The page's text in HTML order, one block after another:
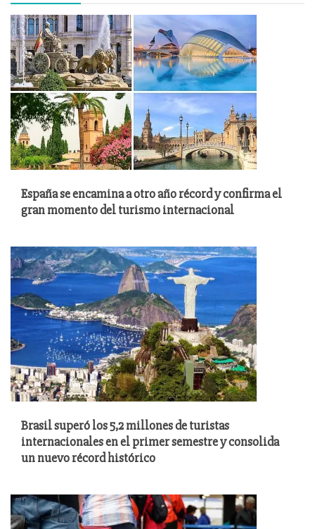
España se encamina a otro año récord y confirma el
gran momento del turismo internacional
Brasil superó los 5,2 millones de turistas
internacionales en el primer semestre y consolida
un nuevo récord histórico